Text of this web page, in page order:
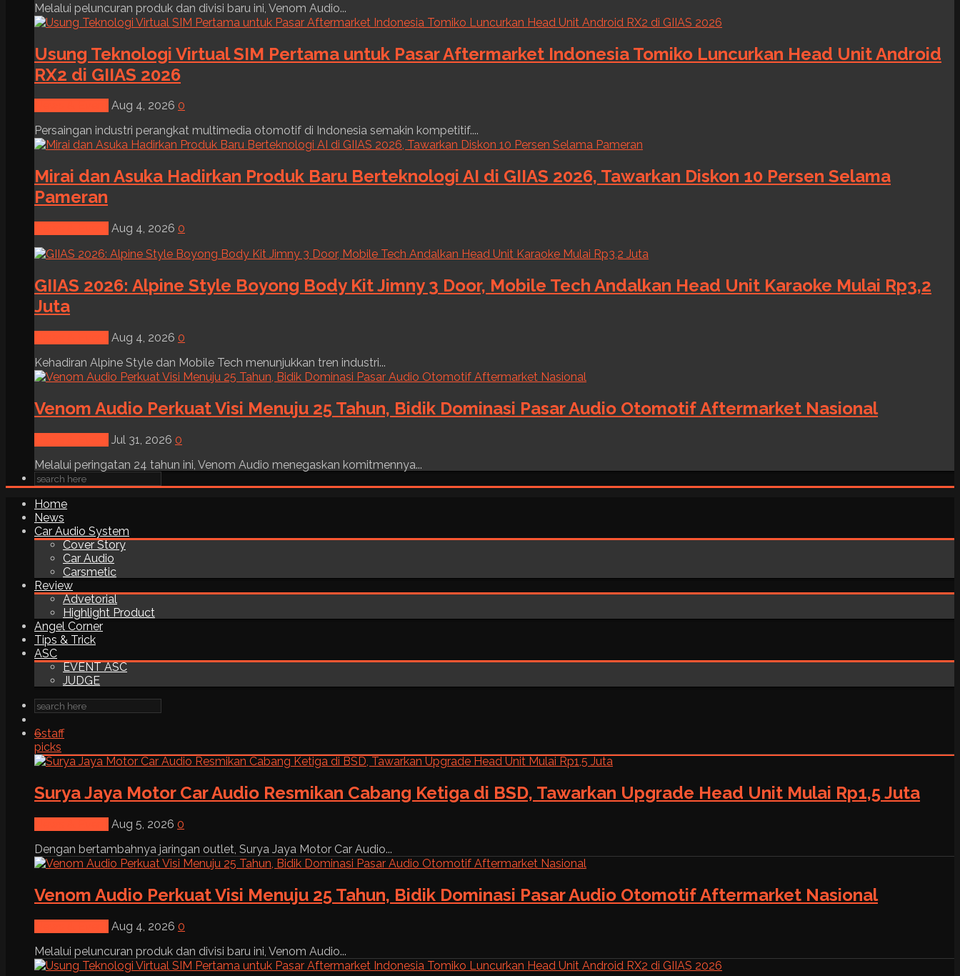
Melalui peluncuran produk dan divisi baru ini, Venom Audio...
Usung Teknologi Virtual SIM Pertama untuk Pasar Aftermarket Indonesia Tomiko Luncurkan Head Unit Android
RX2 di GIIAS 2026
Aug 4, 2026 0
Persaingan industri perangkat multimedia otomotif di Indonesia semakin kompetitif....
Mirai dan Asuka Hadirkan Produk Baru Berteknologi AI di GIIAS 2026, Tawarkan Diskon 10 Persen Selama
Pameran
Aug 4, 2026 0
GIIAS 2026: Alpine Style Boyong Body Kit Jimny 3 Door, Mobile Tech Andalkan Head Unit Karaoke Mulai Rp3,2
Juta
Aug 4, 2026 0
Kehadiran Alpine Style dan Mobile Tech menunjukkan tren industri...
Venom Audio Perkuat Visi Menuju 25 Tahun, Bidik Dominasi Pasar Audio Otomotif Aftermarket Nasional
Jul 31, 2026 0
Melalui peringatan 24 tahun ini, Venom Audio menegaskan komitmennya...
Home
News
Car Audio System
Cover Story
Car Audio
Carsmetic
Review
Advetorial
Highlight Product
Angel Corner
Tips & Trick
ASC
EVENT ASC
JUDGE
6staff
picks
Surya Jaya Motor Car Audio Resmikan Cabang Ketiga di BSD, Tawarkan Upgrade Head Unit Mulai Rp1,5 Juta
Aug 5, 2026 0
Dengan bertambahnya jaringan outlet, Surya Jaya Motor Car Audio...
Venom Audio Perkuat Visi Menuju 25 Tahun, Bidik Dominasi Pasar Audio Otomotif Aftermarket Nasional
Aug 4, 2026 0
Melalui peluncuran produk dan divisi baru ini, Venom Audio...